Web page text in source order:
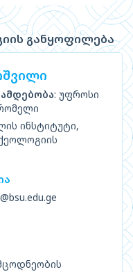
განყოფილება
: უფროსი
ინსტიტუტი,